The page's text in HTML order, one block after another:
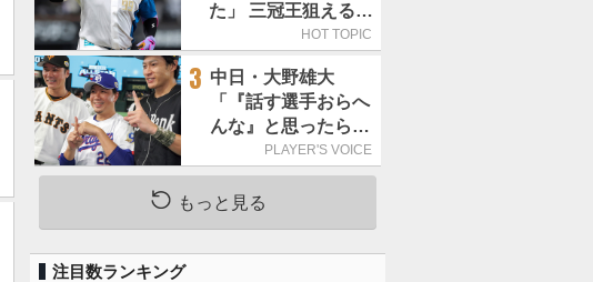
た」 三冠王狙える頼
もしい強打者はHOT TOPIC
3 中日・大野雄大
「『話す選手おらへ
んな』と思ったら坂
本勇人が来た！」／
オールスター
PLAYER'S VOICE
もっと見る
注目数ランキング